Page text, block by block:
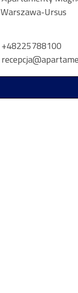
Warszawa-Ursus
+48225788100